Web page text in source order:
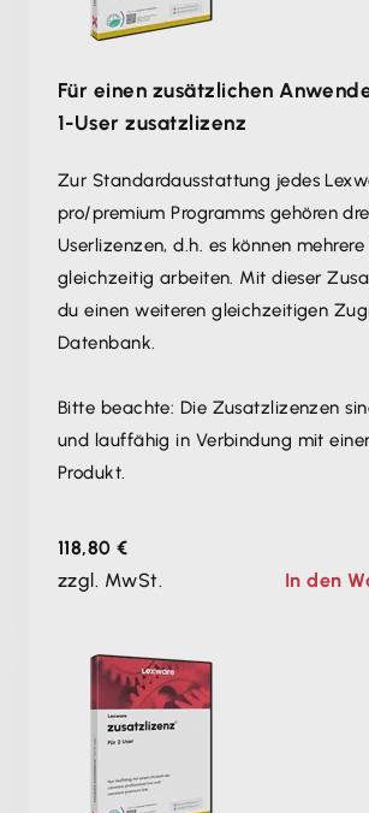
Für einen zusätzlichen
1-User zusatzlizenz
Zur Standardausstattung jedes
pro/premium Programms gehören
Userlizenzen, d.h. es können
gleichzeitig arbeiten. Mit dieser
du einen weiteren gleichzeitigen
Datenbank.
Bitte beachte: Die Zusatzlizenzen
und lauffähig in Verbindung mit
Produkt.
118,80 €
zzgl. MwSt.
In den